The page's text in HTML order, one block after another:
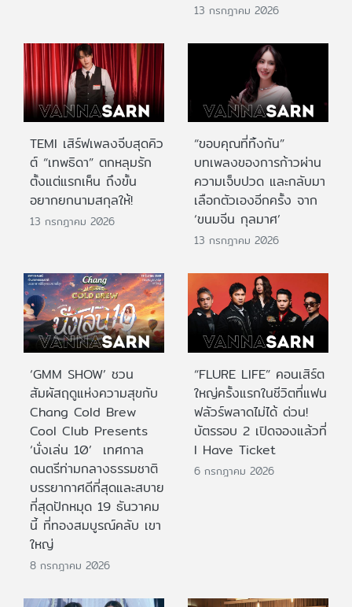
13 กรกฎาคม 2026
TEMI เสิร์ฟเพลงจีบสุดคิว
ต์ “เทพธิดา” ตกหลุมรัก
ตั้งแต่แรกเห็น ถึงขั้น
อยากยกนามสกุลให้!
13 กรกฎาคม 2026
“ขอบคุณที่ทิ้งกัน”
บทเพลงของการก้าวผ่าน
ความเจ็บปวด และกลับมา
เลือกตัวเองอีกครั้ง จาก
‘ขนมจีน กุลมาศ’
13 กรกฎาคม 2026
‘GMM SHOW’ ชวน
สัมผัสฤดูแห่งความสุขกับ
Chang Cold Brew
Cool Club Presents
‘นั่งเล่น 10’ เทศกาล
ดนตรีท่ามกลางธรรมชาติ
บรรยากาศดีที่สุดและสบาย
ที่สุดปักหมุด 19 ธันวาคม
นี้ ที่ทองสมบูรณ์คลับ เขา
ใหญ่
8 กรกฎาคม 2026
“FLURE LIFE” คอนเสิร์ต
ใหญ่ครั้งแรกในชีวิตที่แฟน
ฟลัวร์พลาดไม่ได้ ด่วน!
บัตรรอบ 2 เปิดจองแล้วที่
I Have Ticket
6 กรกฎาคม 2026